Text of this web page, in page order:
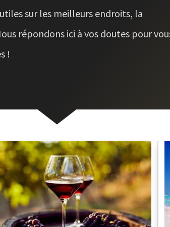
sur les meilleurs endroits, la
répondons ici à vos doutes pour
!